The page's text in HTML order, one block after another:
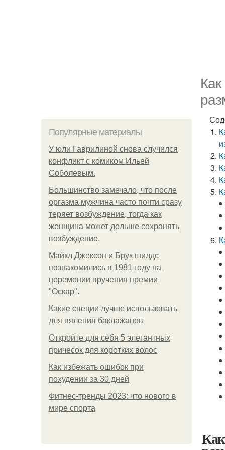
Популярные материалы
У юли Гаврилиной снова случился
конфликт с комиком Ильей
Соболевым.
Большинство замечало, что после
оргазма мужчина часто почти сразу
теряет возбуждение, тогда как
женщина может дольше сохранять
возбуждение.
Майкл Джексон и Брук шилдс
познакомились в 1981 году на
церемонии вручения премии
"Оскар".
Какие специи лучше использовать
для вяления баклажанов
Откройте для себя 5 элегантных
причесок для коротких волос
Как избежать ошибок при
похудении за 30 дней
Фитнес-тренды 2023: что нового в
мире спорта